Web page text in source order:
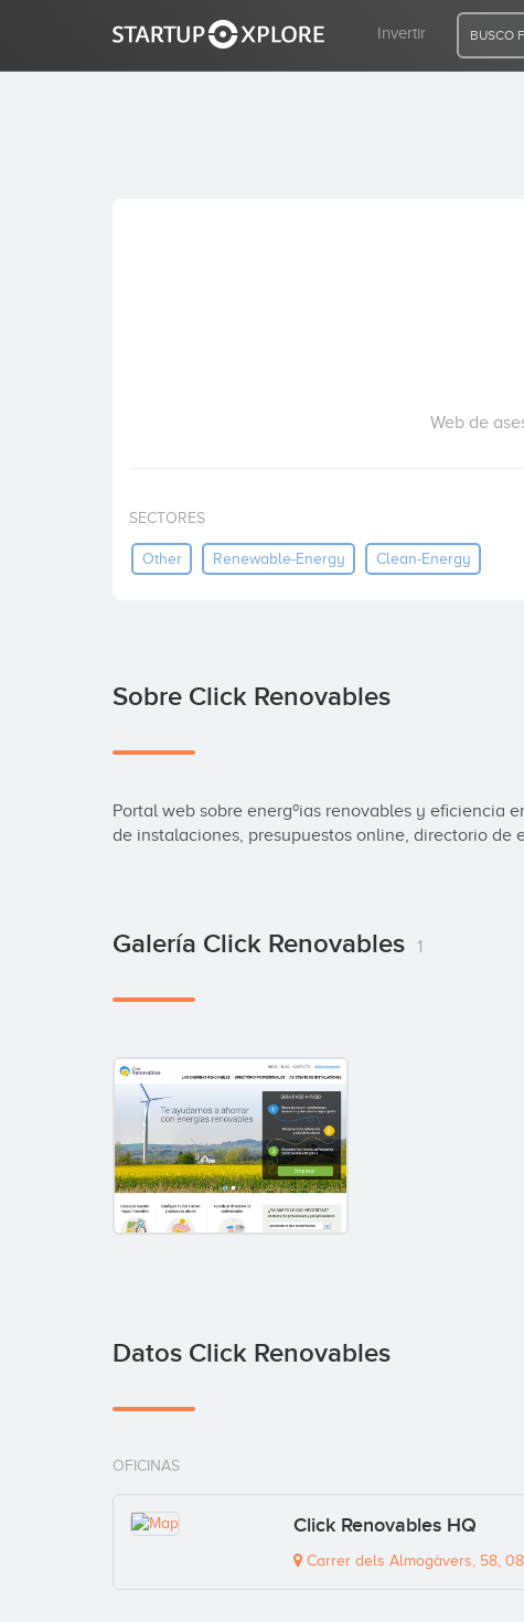
Invertir BUSCO
Web de
SECTORES
Other Renewable-Energy Clean-Energy
Sobre Click Renovables
Portal web sobre energºias renovables y eficiencia
de instalaciones, presupuestos online, directorio de
Galería Click Renovables 1
Datos Click Renovables
OFICINAS
Click Renovables HQ
Carrer dels Almogàvers, 58,